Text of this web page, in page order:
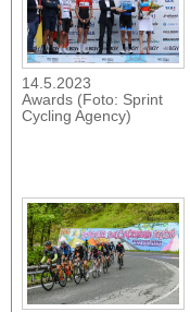
14.5.2023
Awards (Foto: Sprint
Cycling Agency)